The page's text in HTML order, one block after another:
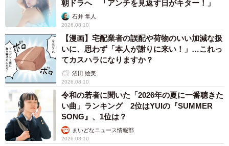
朝ドラへ 「アンチを見返す日がキター！」
石井 隼人
2026.08.10
【漫画】宅配業者の誤配や荷物のいい加減な扱
いに、思わず「本人が謝りに来い！」…これっ
てカスハラになりますか？
沼田 絵美
2026.08.10
令和の若者に聞いた「2026年の夏に一番聴きた
い曲」ランキング 2位はYUIの『SUMMER
SONG』、1位は？
まいどなニュース情報部
2026.08.10